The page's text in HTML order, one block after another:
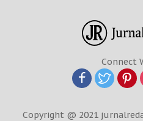
Connect
Copyright @ 2021